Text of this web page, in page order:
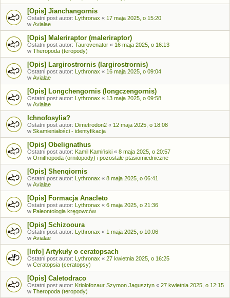
[Opis] Jianchangornis
Ostatni post autor: Lythronax « 17 maja 2025, o 15:20
w Avialae
[Opis] Maleriraptor (maleriraptor)
Ostatni post autor: Taurovenator « 16 maja 2025, o 16:13
w Theropoda (teropody)
[Opis] Largirostrornis (largirostrornis)
Ostatni post autor: Lythronax « 16 maja 2025, o 09:04
w Avialae
[Opis] Longchengornis (longczengornis)
Ostatni post autor: Lythronax « 13 maja 2025, o 09:58
w Avialae
Ichnofosylia?
Ostatni post autor: Dimetrodon2 « 12 maja 2025, o 18:08
w Skamieniałości - identyfikacja
[Opis] Obelignathus
Ostatni post autor: Kamil Kamiński « 8 maja 2025, o 20:57
w Ornithopoda (ornitopody) i pozostałe ptasiomiedniczne
[Opis] Shenqiornis
Ostatni post autor: Lythronax « 8 maja 2025, o 06:41
w Avialae
[Opis] Formacja Anacleto
Ostatni post autor: Lythronax « 6 maja 2025, o 21:36
w Paleontologia kręgowców
[Opis] Schizooura
Ostatni post autor: Lythronax « 1 maja 2025, o 10:06
w Avialae
[Info] Artykuły o ceratopsach
Ostatni post autor: Lythronax « 27 kwietnia 2025, o 16:25
w Ceratopsia (ceratopsy)
[Opis] Caletodraco
Ostatni post autor: Kriolofozaur Szymon Jagusztyn « 27 kwietnia 2025, o 12:15
w Theropoda (teropody)